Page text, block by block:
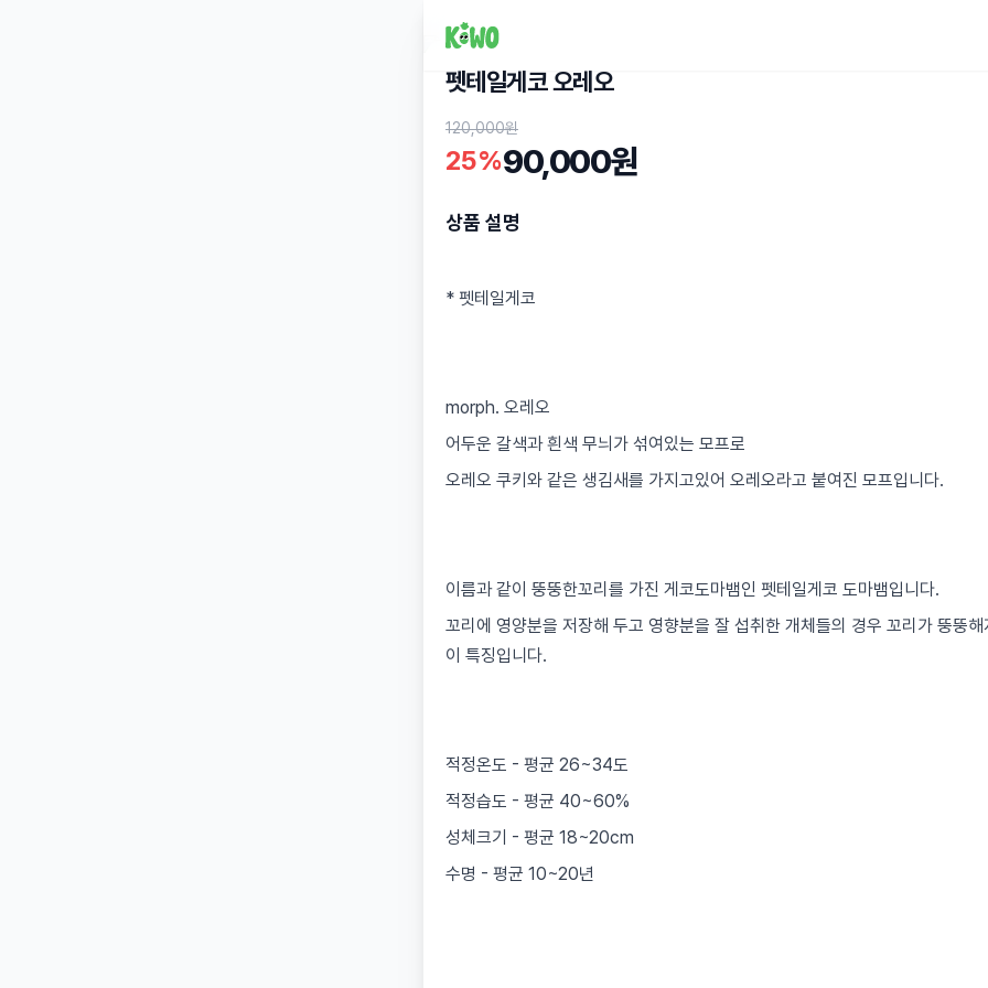
펫테일게코 오레오
120,000원
25%90,000원
상품 설명
* 펫테일게코
morph. 오레오
어두운 갈색과 흰색 무늬가 섞여있는 모프로
오레오 쿠키와 같은 생김새를 가지고있어 오레오라고 붙여진 모프입니다.
이름과 같이 뚱뚱한꼬리를 가진 게코도마뱀인 펫테일게코 도마뱀입니다.
꼬리에 영양분을 저장해 두고 영향분을 잘 섭취한 개체들의 경우 꼬리가 뚱뚱해
이 특징입니다.
적정온도 - 평균 26~34도
적정습도 - 평균 40~60%
성체크기 - 평균 18~20cm
수명 - 평균 10~20년